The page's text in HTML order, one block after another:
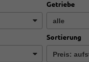
Getriebe
Sortierung